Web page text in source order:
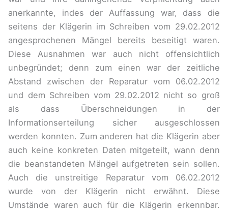
anerkannte, indes der Auffassung war, dass die
seitens der Klägerin im Schreiben vom 29.02.2012
angesprochenen Mängel bereits beseitigt waren.
Diese Ausnahmen war auch nicht offensichtlich
unbegründet; denn zum einen war der zeitliche
Abstand zwischen der Reparatur vom 06.02.2012
und dem Schreiben vom 29.02.2012 nicht so groß
als dass Überschneidungen in der
Informationserteilung sicher ausgeschlossen
werden konnten. Zum anderen hat die Klägerin aber
auch keine konkreten Daten mitgeteilt, wann denn
die beanstandeten Mängel aufgetreten sein sollen.
Auch die unstreitige Reparatur vom 06.02.2012
wurde von der Klägerin nicht erwähnt. Diese
Umstände waren auch für die Klägerin erkennbar.